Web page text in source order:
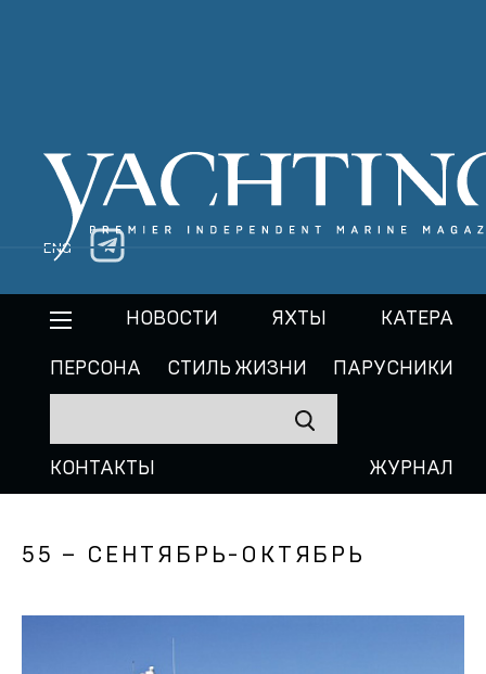
ENG
НОВОСТИ ЯХТЫ КАТЕРА
ПЕРСОНА СТИЛЬ ЖИЗНИ ПАРУСНИКИ
КОНТАКТЫ ЖУРНАЛ
55 – СЕНТЯБРЬ-ОКТЯБРЬ